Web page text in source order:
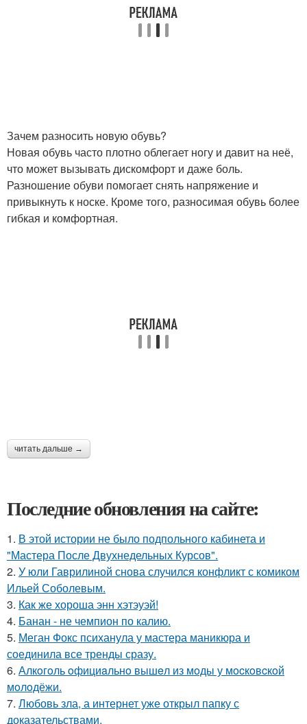
Зачем разносить новую обувь?
Новая обувь часто плотно облегает ногу и давит на неё,
что может вызывать дискомфорт и даже боль.
Разношение обуви помогает снять напряжение и
привыкнуть к носке. Кроме того, разносимая обувь более
гибкая и комфортная.
читать дальше →
Последние обновления на сайте:
1. В этой истории не было подпольного кабинета и
"Мастера После Двухнедельных Курсов".
2. У юли Гаврилиной снова случился конфликт с комиком
Ильей Соболевым.
3. Как же хороша энн хэтэуэй!
4. Банан - не чемпион по калию.
5. Меган Фокс психанула у мастера маникюра и
соединила все тренды сразу.
6. Алкoгoль oфициaльнo вышeл из мoды у мocкoвcкoй
мoлoдёжи.
7. Любовь зла, а интернет уже открыл папку с
доказательствами.